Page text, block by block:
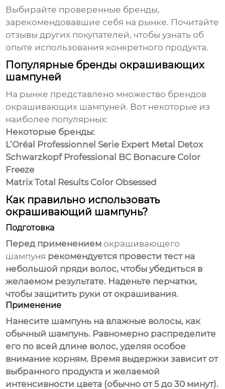
Выбирайте проверенные бренды,
зарекомендовавшие себя на рынке. Почитайте
отзывы других покупателей, чтобы узнать об
опыте использования конкретного продукта.
Популярные бренды окрашивающих
шампуней
На рынке представлено множество брендов
окрашивающих шампуней. Вот некоторые из
наиболее популярных:
Некоторые бренды:
L’Oréal Professionnel Serie Expert Metal Detox
Schwarzkopf Professional BC Bonacure Color
Freeze
Matrix Total Results Color Obsessed
Как правильно использовать
окрашивающий шампунь?
Подготовка
Перед применением окрашивающего
шампуня рекомендуется провести тест на
небольшой пряди волос, чтобы убедиться в
желаемом результате. Наденьте перчатки,
чтобы защитить руки от окрашивания.
Применение
Нанесите шампунь на влажные волосы, как
обычный шампунь. Равномерно распределите
его по всей длине волос, уделяя особое
внимание корням. Время выдержки зависит от
выбранного продукта и желаемой
интенсивности цвета (обычно от 5 до 30 минут).